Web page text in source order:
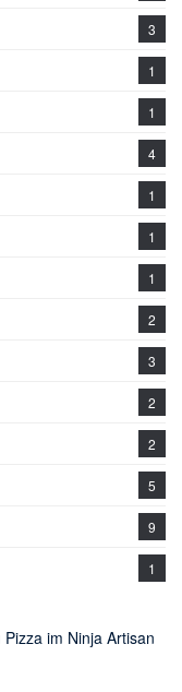
3
1
1
4
1
1
1
2
3
2
2
5
9
1
Pizza im Ninja Artisan